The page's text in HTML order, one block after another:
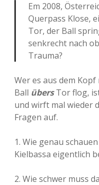
Em 2008,
Querpass Klose,
Tor, der Ball
senkrecht nach
Trauma?
Wer es aus dem
Ball übersTor flog,
und wirft mal wieder
Fragen auf.
1. Wie genau
Kielbassa eigentlich
2. Wie schwer muss